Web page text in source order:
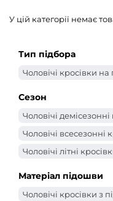
У цій категорії немає
Тип підбора
Чоловічі кросівки
Сезон
Чоловічі демісезонні
Чоловічі всесезонні
Чоловічі літні
Матеріал підошви
Чоловічі кросівки з